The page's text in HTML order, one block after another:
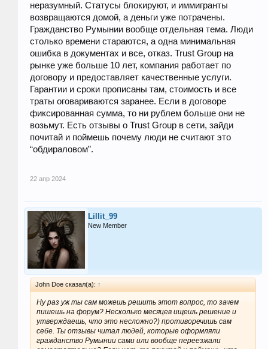
неразумный. Статусы блокируют, и иммигранты
возвращаются домой, а деньги уже потрачены.
Гражданство Румынии вообще отдельная тема. Люди
столько времени стараются, а одна минимальная
ошибка в документах и все, отказ. Trust Group на
рынке уже больше 10 лет, компания работает по
договору и предоставляет качественные услуги.
Гарантии и сроки прописаны там, стоимость и все
траты оговариваются заранее. Если в договоре
фиксированная сумма, то ни рублем больше они не
возьмут. Есть отзывы о Trust Group в сети, зайди
почитай и поймешь почему люди не считают это
“обдираловом”.
22 апр 2024
Lillit_99
New Member
John Doe сказал(а): ↑
Ну раз уж ты сам можешь решить этот вопрос, то зачем
пишешь на форум? Несколько месяцев ищешь решение и
утверждаешь, что это несложно?) противоречишь сам
себе. Ты отзывы читал людей, которые оформляли
гражданство Румынии сами или вообще переезжали